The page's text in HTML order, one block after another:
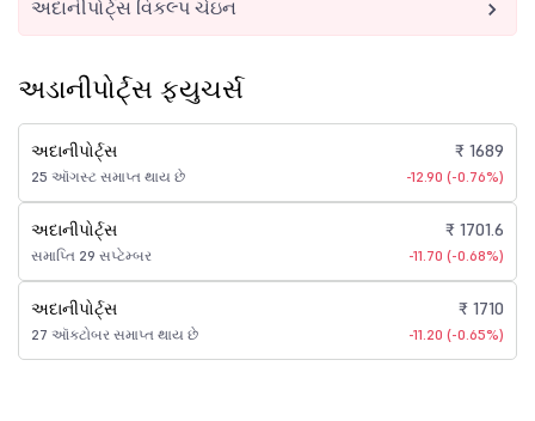
અદાનીપોર્ટ્સ વિકલ્પ ચેઇન
અડાનીપોર્ટ્સ ફ્યુચર્સ
અદાનીપોર્ટ્સ
25 ઑગસ્ટ સમાપ્ત થાય છે
₹ 1689
-12.90 (-0.76%)
અદાનીપોર્ટ્સ
સમાપ્તિ 29 સપ્ટેમ્બર
₹ 1701.6
-11.70 (-0.68%)
અદાનીપોર્ટ્સ
27 ઑક્ટોબર સમાપ્ત થાય છે
₹ 1710
-11.20 (-0.65%)